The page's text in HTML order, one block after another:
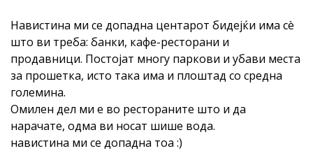
Навистина ми се допадна центарот бидејќи има сè
што ви треба: банки, кафе-ресторани и
продавници. Постојат многу паркови и убави места
за прошетка, исто така има и плоштад со средна
големина.
Омилен дел ми е во рестораните што и да
нарачате, одма ви носат шише вода.
навистина ми се допадна тоа :)